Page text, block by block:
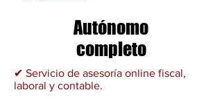
Autónomo
completo
✔ Servicio de asesoría online fiscal,
laboral y contable.